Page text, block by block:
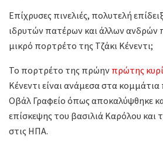
Επίχρυσες πινελιές, πολυτελή
ιδρυτών πατέρων και άλλων ανδρών
μικρό πορτρέτο της Τζάκι Κένεντι;
Το πορτρέτο της πρώην πρώτης
Κένεντι είναι ανάμεσα στα
Οβάλ Γραφείο όπως αποκαλύψθηκε
επίσκεψης του βασιλιά Καρόλου και
στις ΗΠΑ.